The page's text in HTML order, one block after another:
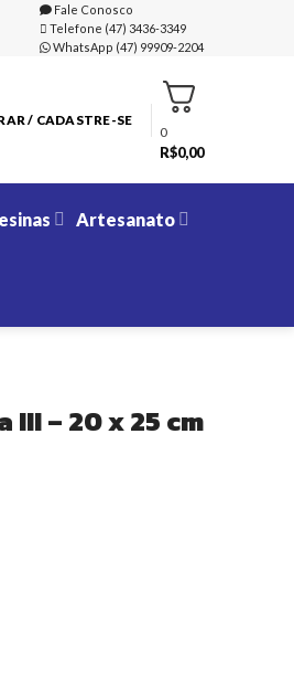
Fale Conosco
Telefone (47) 3436-3349
WhatsApp (47) 99909-2204
/ CADASTRE-SE
0
R$0,00
Artesanato
– 20 x 25 cm